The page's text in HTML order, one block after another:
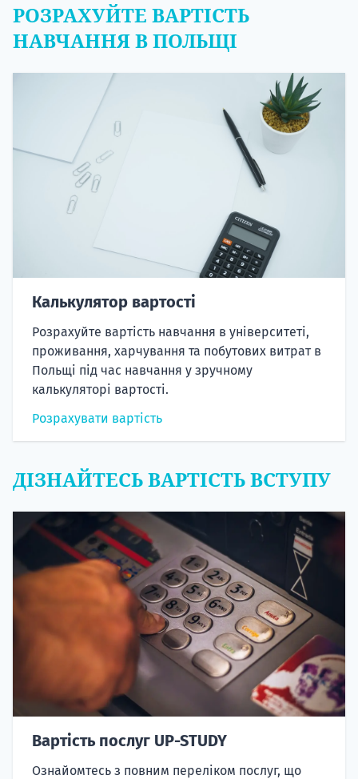
РОЗРАХУЙТЕ ВАРТІСТЬ
НАВЧАННЯ В ПОЛЬЩІ
Калькулятор вартості
Розрахуйте вартість навчання в університеті,
проживання, харчування та побутових витрат в
Польщі під час навчання у зручному
калькуляторі вартості.
Розрахувати вартість
ДІЗНАЙТЕСЬ ВАРТІСТЬ ВСТУПУ
Вартість послуг UP-STUDY
Ознайомтесь з повним переліком послуг, що